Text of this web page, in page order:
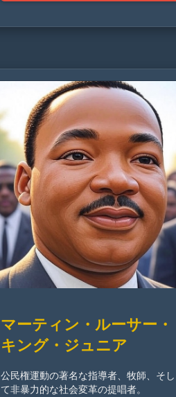
マーティン・ルーサー・
キング・ジュニア
公民権運動の著名な指導者、牧師、そし
て非暴力的な社会変革の提唱者。